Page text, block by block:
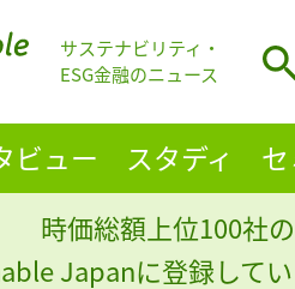
サステナビリティ・
ESG金融のニュース
ビュー スタディ
時価総額上位100社
Japanに登録して